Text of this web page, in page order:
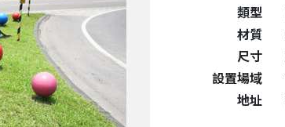
類型
材質
尺寸
設置場域
地址